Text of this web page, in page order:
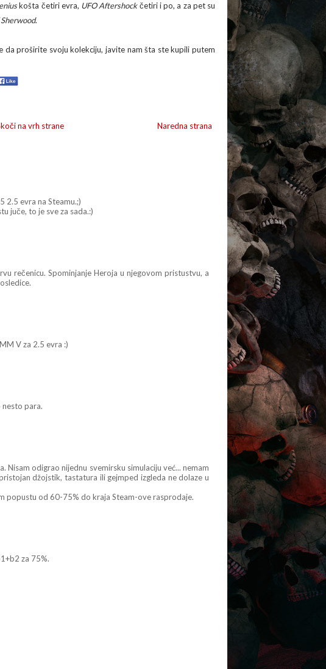
košta četiri evra, UFO Aftershockčetiri i po, a za pet su
.
proširite svoju kolekciju, javite nam šta ste kupili putem
Naredna strana
na vrh strane
2.5 evra na Steamu.;)
juče, to je sve za sada.:)
rečenicu. Spominjanje Heroja u njegovom pristustvu, a
V za 2.5 evra :)
para.
Nisam odigrao nijednu svemirsku simulaciju već... nemam
džojstik, tastatura ili gejmped izgleda ne dolaze u
popustu od 60-75% do kraja Steam-ove rasprodaje.
za 75%.